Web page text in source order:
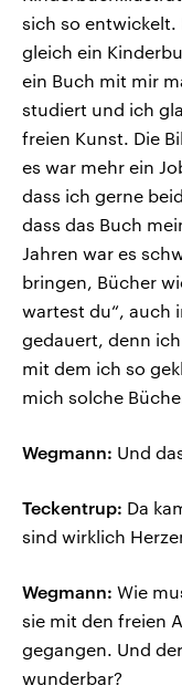
sich so entwickelt.
gleich ein
ein Buch mit mir
studiert und ich
freien Kunst. Die
es war mehr ein
dass ich gerne
dass das Buch
Jahren war es
bringen, Bücher
wartest du“, auch
gedauert, denn
mit dem ich so
mich solche
Wegmann: Und
Teckentrup: Da
sind wirklich
Wegmann: Wie
sie mit den freien
gegangen. Und
wunderbar?